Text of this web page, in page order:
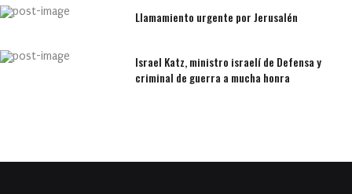
Llamamiento urgente por Jerusalén
Israel Katz, ministro israelí de Defensa y
criminal de guerra a mucha honra